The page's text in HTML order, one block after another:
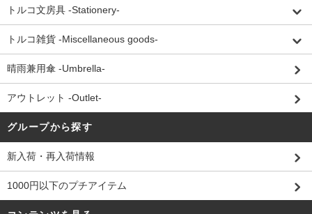
トルコ文房具 -Stationery-
トルコ雑貨 -Miscellaneous goods-
晴雨兼用傘 -Umbrella-
アウトレット -Outlet-
グループから探す
新入荷・再入荷情報
1000円以下のプチアイテム